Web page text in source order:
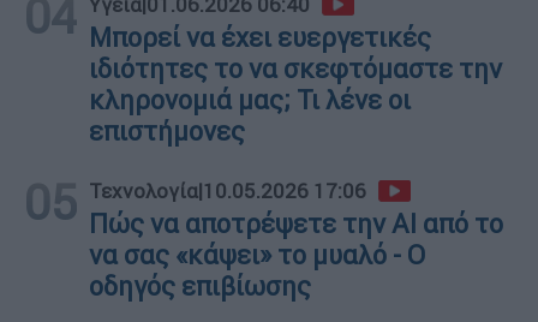
04 Μπορεί να έχει ευεργετικές
ιδιότητες το να σκεφτόμαστε την
κληρονομιά μας; Τι λένε οι
επιστήμονες
05 Τεχνολογία|10.05.2026 17:06
Πώς να αποτρέψετε την ΑΙ από το
να σας «κάψει» το μυαλό - Ο
οδηγός επιβίωσης